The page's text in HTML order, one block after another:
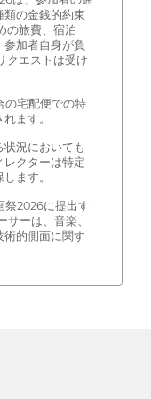
類の金銭的約束
の旅費、宿泊
加者自身が負
クエストは受け
の宅配便での特
ます。
況においても
レクターは特定
ます。
祭2026に提出す
ーは、音楽、
術的側面に関す